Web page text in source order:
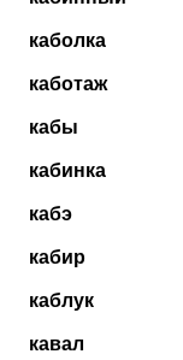
каболка
каботаж
кабы
кабинка
кабэ
кабир
каблук
кавал